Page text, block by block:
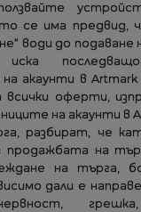
се има предвид,
води до
последващо
акаунти в Artmark
всички оферти,
на акаунти в
разбират, че
на
на търга,
дали е